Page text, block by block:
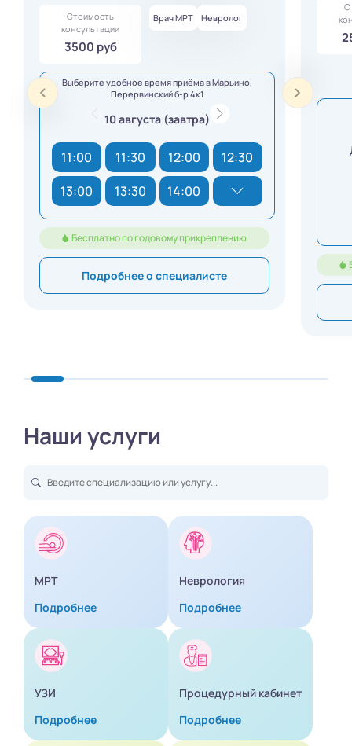
Стоимость
консультации
3500 руб
Врач МРТ Невролог
Выберите удобное время приёма в Марьино,
Перервинский б-р 4к1
10 августа (завтра)
11:00 11:30 12:00
12:30
13:00
13:30 14:00
Бесплатно по годовому прикреплению
Подробнее о специалисте
Наши услуги
МРТ
Подробнее
Неврология
Подробнее
УЗИ
Подробнее
Процедурный кабинет
Подробнее